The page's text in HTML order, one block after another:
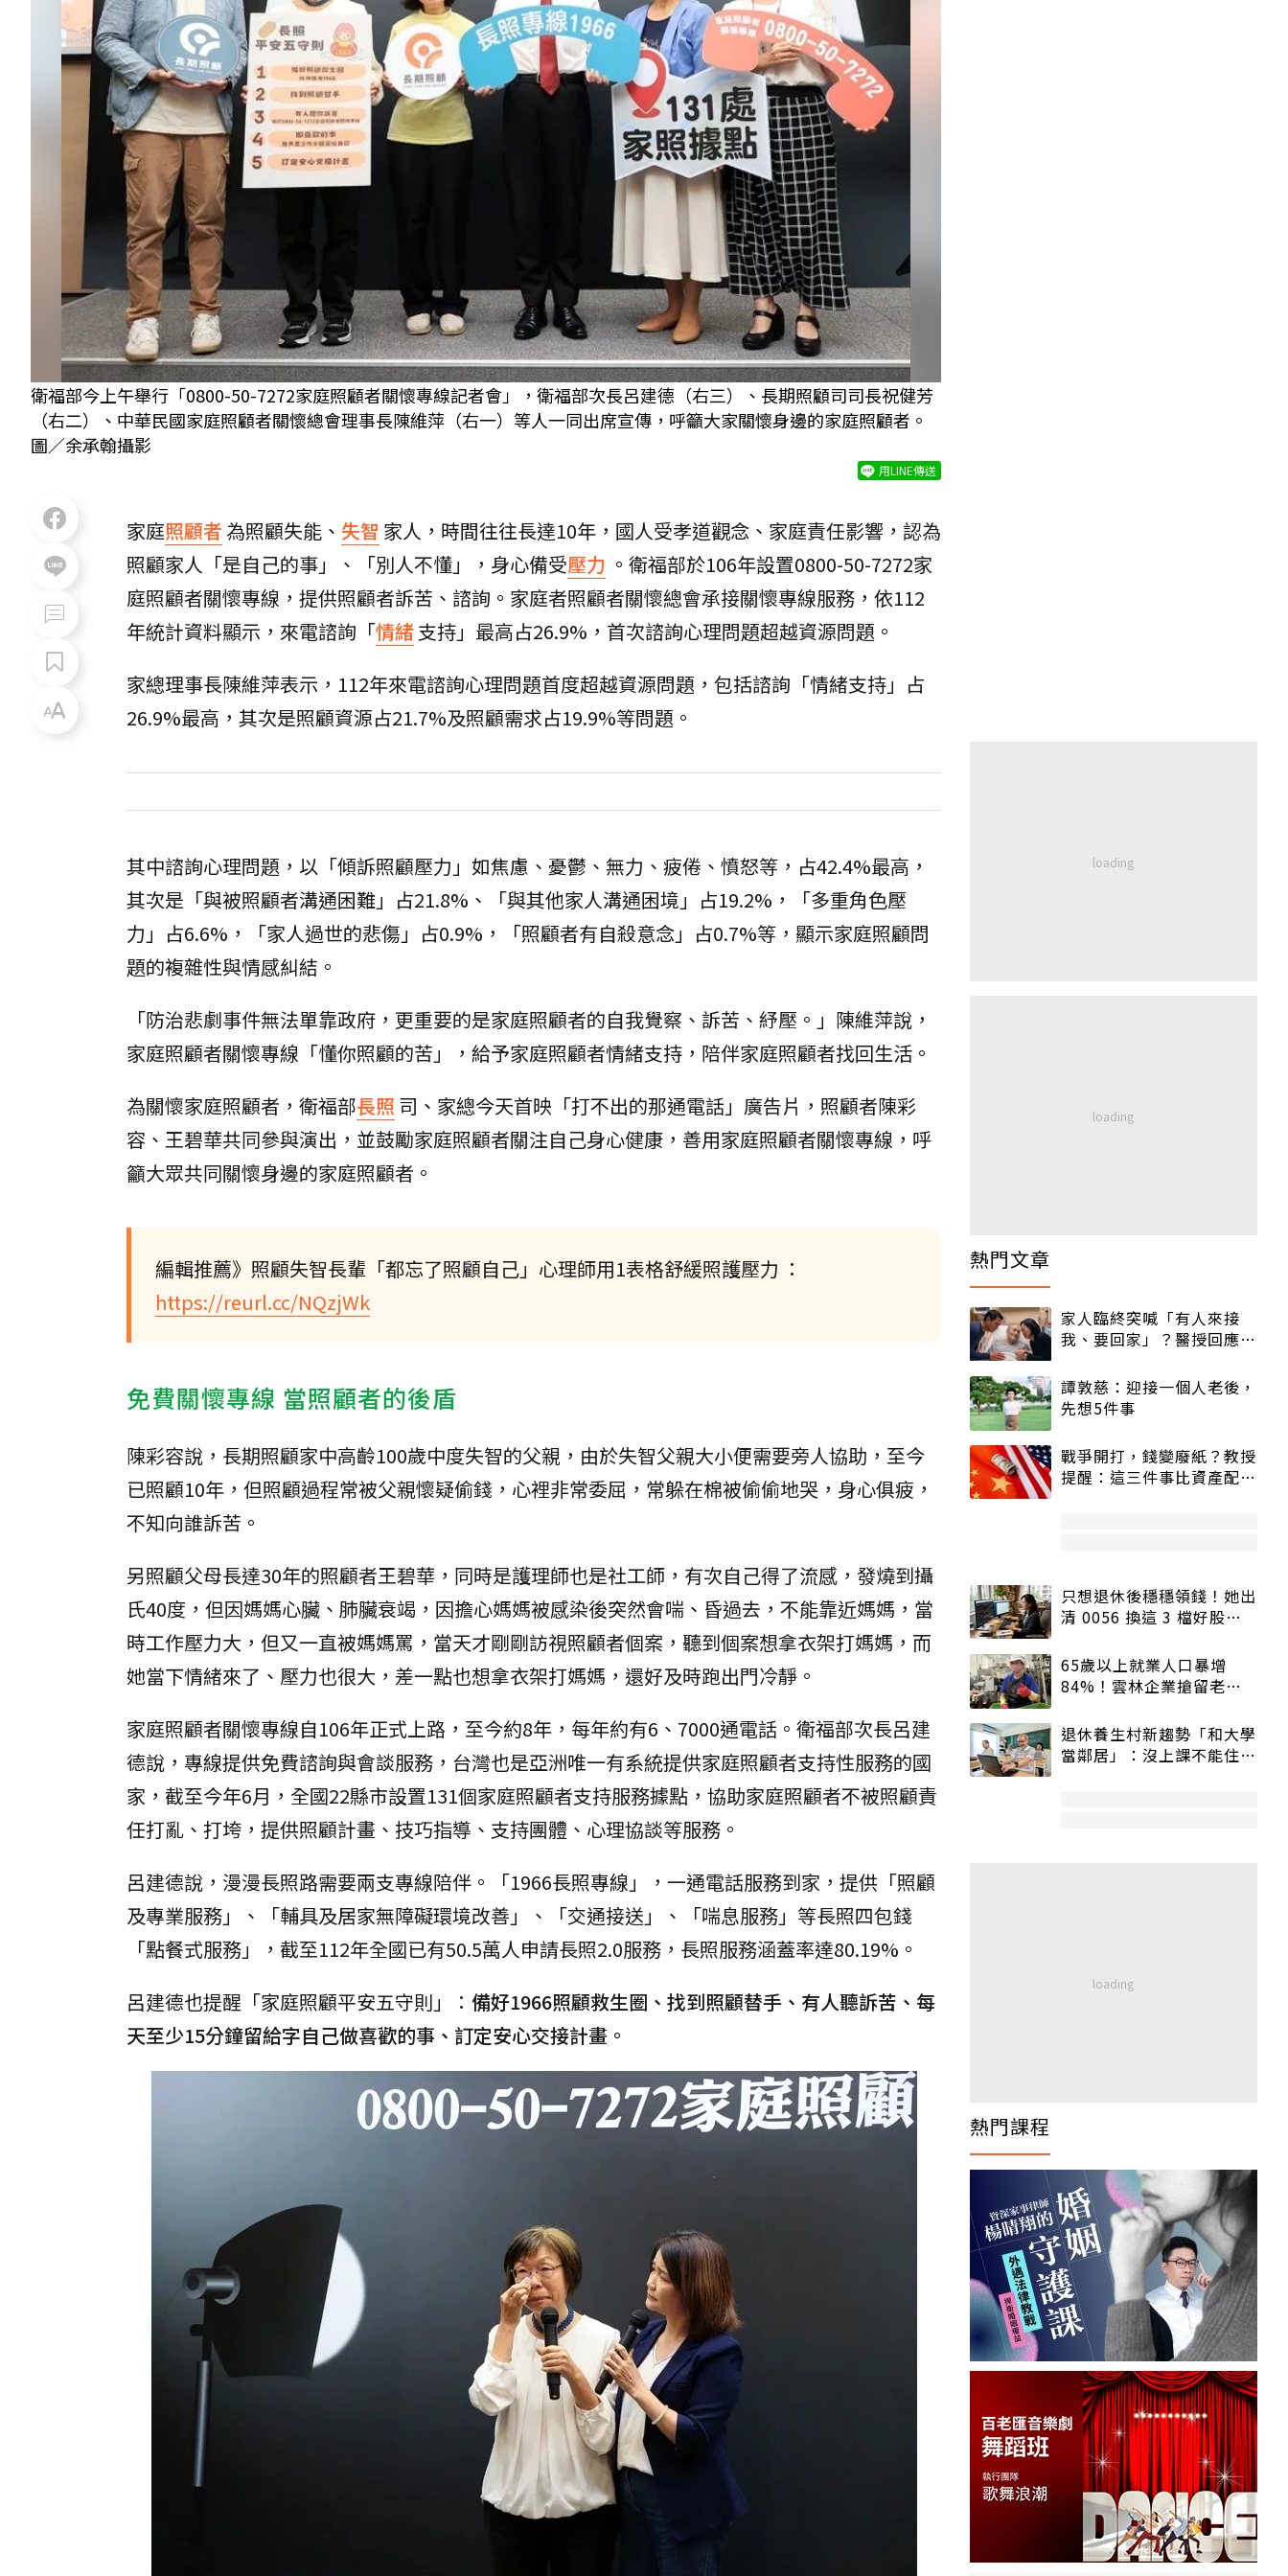
衛福部今上午舉行「0800-50-7272家庭照顧者關懷專線記者會」，衛福部次長呂建德（右三）、長期照顧司司長祝健芳
（右二）、中華民國家庭照顧者關懷總會理事長陳維萍（右一）等人一同出席宣傳，呼籲大家關懷身邊的家庭照顧者。
圖／余承翰攝影
用LINE傳送
家庭照顧者 為照顧失能、 失智 家人，時間往往長達10年，國人受孝道觀念、家庭責任影響，認為
照顧家人「是自己的事」、「別人不懂」，身心備受壓力 。衛福部於106年設置0800-50-7272家
庭照顧者關懷專線，提供照顧者訴苦、諮詢。家庭者照顧者關懷總會承接關懷專線服務，依112
年統計資料顯示，來電諮詢「情緒支持」最高占26.9%，首次諮詢心理問題超越資源問題。
家總理事長陳維萍表示，112年來電諮詢心理問題首度超越資源問題，包括諮詢「情緒支持」占
26.9%最高，其次是照顧資源占21.7%及照顧需求占19.9%等問題。
其中諮詢心理問題，以「傾訴照顧壓力」如焦慮、憂鬱、無力、疲倦、憤怒等，占42.4%最高，
其次是「與被照顧者溝通困難」占21.8%、「與其他家人溝通困境」占19.2%，「多重角色壓
力」占6.6%，「家人過世的悲傷」占0.9%，「照顧者有自殺意念」占0.7%等，顯示家庭照顧問
題的複雜性與情感糾結。
「防治悲劇事件無法單靠政府，更重要的是家庭照顧者的自我覺察、訴苦、紓壓。」陳維萍說，
家庭照顧者關懷專線「懂你照顧的苦」，給予家庭照顧者情緒支持，陪伴家庭照顧者找回生活。
為關懷家庭照顧者，衛福部長照 司、家總今天首映「打不出的那通電話」廣告片，照顧者陳彩
容、王碧華共同參與演出，並鼓勵家庭照顧者關注自己身心健康，善用家庭照顧者關懷專線，呼
籲大眾共同關懷身邊的家庭照顧者。
編輯推薦》照顧失智長輩「都忘了照顧自己」心理師用1表格舒緩照護壓力 ：
https://reurl.cc/NQzjWk
免費關懷專線 當照顧者的後盾
陳彩容說，長期照顧家中高齡100歲中度失智的父親，由於失智父親大小便需要旁人協助，至今
已照顧10年，但照顧過程常被父親懷疑偷錢，心裡非常委屈，常躲在棉被偷偷地哭，身心俱疲，
不知向誰訴苦。
另照顧父母長達30年的照顧者王碧華，同時是護理師也是社工師，有次自己得了流感，發燒到攝
氏40度，但因媽媽心臟、肺臟衰竭，因擔心媽媽被感染後突然會喘、昏過去，不能靠近媽媽，當
時工作壓力大，但又一直被媽媽罵，當天才剛剛訪視照顧者個案，聽到個案想拿衣架打媽媽，而
她當下情緒來了、壓力也很大，差一點也想拿衣架打媽媽，還好及時跑出門冷靜。
家庭照顧者關懷專線自106年正式上路，至今約8年，每年約有6、7000通電話。衛福部次長呂建
德說，專線提供免費諮詢與會談服務，台灣也是亞洲唯一有系統提供家庭照顧者支持性服務的國
家，截至今年6月，全國22縣市設置131個家庭照顧者支持服務據點，協助家庭照顧者不被照顧責
任打亂、打垮，提供照顧計畫、技巧指導、支持團體、心理協談等服務。
呂建德說，漫漫長照路需要兩支專線陪伴。「1966長照專線」，一通電話服務到家，提供「照顧
及專業服務」、「輔具及居家無障礙環境改善」、「交通接送」、「喘息服務」等長照四包錢
「點餐式服務」，截至112年全國已有50.5萬人申請長照2.0服務，長照服務涵蓋率達80.19%。
呂建德也提醒「家庭照顧平安五守則」： 備好1966照顧救生圈、找到照顧替手、有人聽訴苦、每
天至少15分鐘留給字自己做喜歡的事、訂定安心交接計畫。
熱門文章
家人臨終突喊「有人來接
我、要回家」？醫授回應方
譚敦慈：迎接一個人老後，
先想5件事
戰爭開打，錢變廢紙？教授
提醒：這三件事比資產配置
只想退休後穩穩領錢！她出
清 0056 換這 3 檔好股：
65歲以上就業人口暴增
84%！雲林企業搶留老員
退休養生村新趨勢「和大學
當鄰居」：沒上課不能住、
熱門課程